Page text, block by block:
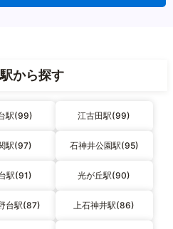
から探す
駅(99) 江古田駅(99)
駅(97) 石神井公園駅(95)
駅(91) 光が丘駅(90)
台駅(87) 上石神井駅(86)